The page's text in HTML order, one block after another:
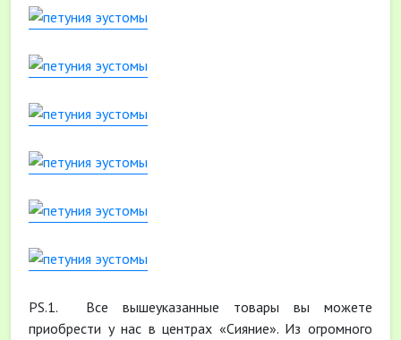
PS.1. Все вышеуказанные товары вы можете
приобрести у нас в центрах «Сияние». Из огромного